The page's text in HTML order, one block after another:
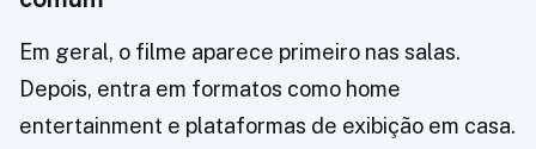
Em geral, o filme aparece primeiro nas salas.
Depois, entra em formatos como home
entertainment e plataformas de exibição em casa.